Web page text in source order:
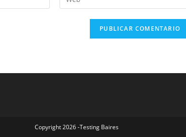
Copyright 2026 -Testing Baires